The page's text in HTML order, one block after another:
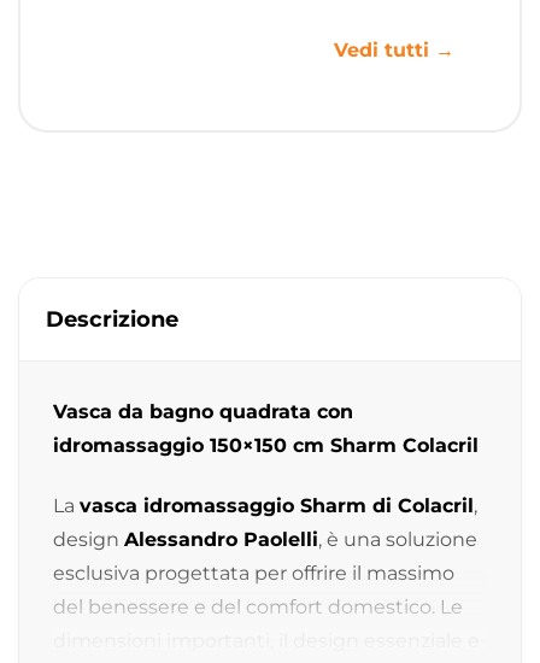
Vedi tutti →
Descrizione
Vasca da bagno quadrata con
idromassaggio 150×150 cm Sharm Colacril
La vasca idromassaggio Sharm di Colacril,
design Alessandro Paolelli, è una soluzione
esclusiva progettata per offrire il massimo
del benessere e del comfort domestico. Le